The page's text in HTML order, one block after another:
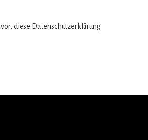
diese Datenschutzerklärung